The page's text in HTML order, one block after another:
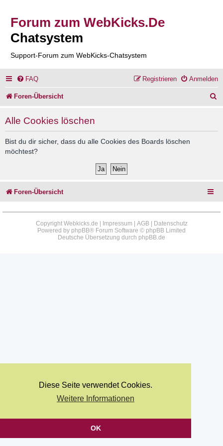
Diese Seite verwendet Cookies.
Weitere Informationen
OK
Forum zum WebKicks.De
Chatsystem
Support-Forum zum WebKicks-Chatsystem
FAQ Anmelden
Registrieren
Foren-Übersicht
Alle Cookies löschen
Bist du dir sicher, dass du alle Cookies des Boards löschen
möchtest?
Foren-Übersicht
Copyright Webkicks.de | Impressum AGB|
Datenschutz
Powered by phpBB® Forum Software © phpBB Limited
Deutsche Übersetzung durch phpBB.de